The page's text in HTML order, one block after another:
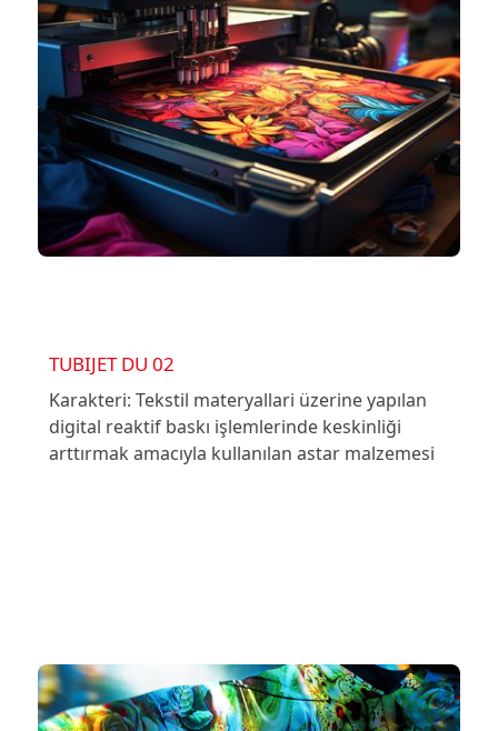
TUBIJET DU 02
Karakteri: Tekstil materyallari üzerine yapılan
digital reaktif baskı işlemlerinde keskinliği
arttırmak amacıyla kullanılan astar malzemesi